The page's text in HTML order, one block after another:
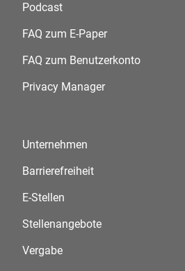
Podcast
FAQ zum E-Paper
FAQ zum Benutzerkonto
Privacy Manager
Unternehmen
Barrierefreiheit
E-Stellen
Stellenangebote
Vergabe